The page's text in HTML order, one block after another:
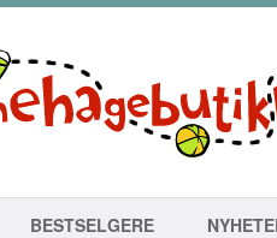
BESTSELGERE